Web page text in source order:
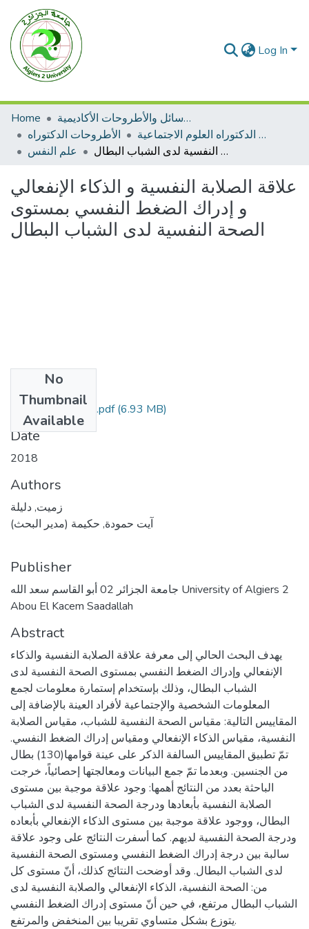
Log In
Home
الرسائل والأطروحات الأكاديمية
الأطروحات الدكتوراه
الأطروحات الدكتوراه العلوم الاجتماعية
علم النفس
علاقة الصلابة النفسية و الذكاء الإنفعالي و إدراك الضغط النفسي بمستوى الصحة النفسية لدى الشباب البطال
علاقة الصلابة النفسية و الذكاء الإنفعالي
و إدراك الضغط النفسي بمستوى
الصحة النفسية لدى الشباب البطال
No
Thumbnail
Available
دكتوراه زميت دليلة.pdf(6.93 MB)
Date
2018
Authors
زميت, دليلة
آيت حمودة, حكيمة (مدير البحث)
Publisher
جامعة الجزائر 02 أبو القاسم سعد الله University of Algiers 2
Abou El Kacem Saadallah
Abstract
يهدف البحث الحالي إلى معرفة علاقة الصلابة النفسية والذكاء
الإنفعالي وإدراك الضغط النفسي بمستوى الصحة النفسية لدى
الشباب البطال، وذلك بإستخدام إستمارة معلومات لجمع
المعلومات الشخصية والإجتماعية لأفراد العينة بالإضافة إلى
المقاييس التالية: مقياس الصحة النفسية للشباب، مقياس الصلابة
النفسية، مقياس الذكاء الإنفعالي ومقياس إدراك الضغط النفسي.
تمّ تطبيق المقاييس السالفة الذكر على عينة قوامها(130) بطال
من الجنسين. وبعدما تمّ جمع البيانات ومعالجتها إحصائياً، خرجت
الباحثة بعدد من النتائج أهمها: وجود علاقة موجبة بين مستوى
الصلابة النفسية بأبعادها ودرجة الصحة النفسية لدى الشباب
البطال، ووجود علاقة موجبة بين مستوى الذكاء الإنفعالي بأبعاده
ودرجة الصحة النفسية لديهم. كما أسفرت النتائج على وجود علاقة
سالبة بين درجة إدراك الضغط النفسي ومستوى الصحة النفسية
لدى الشباب البطال. وقد أوضحت النتائج كذلك، أنّ مستوى كل
من: الصحة النفسية، الذكاء الإنفعالي والصلابة النفسية لدى
الشباب البطال مرتفع، في حين أنّ مستوى إدراك الضغط النفسي
يتوزع بشكل متساوي تقريبا بين المنخفض والمرتفع.